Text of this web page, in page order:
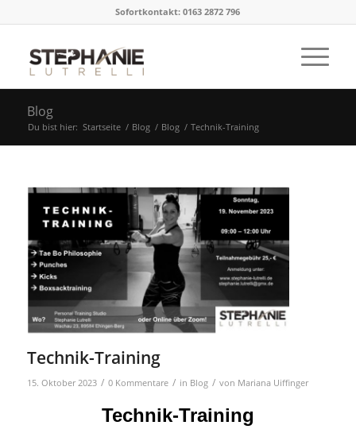
Sofortkontakt: 0163 2872 796
Blog
Du bist hier: Startseite / Blog / Blog / Technik-Training
Technik-Training
15. Oktober 2023 / 0 Kommentare / in Blog / von Mariana Uiffinger
Technik-Training